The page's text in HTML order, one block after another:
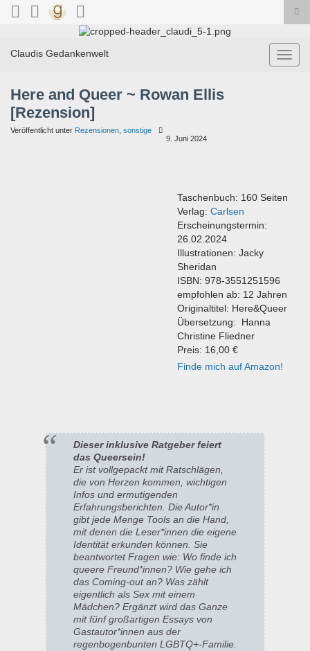
Search for:
Claudis Gedankenwelt
Here and Queer ~ Rowan Ellis
[Rezension]
Veröffentlicht unter Rezensionen sonstige
9. Juni 2024
Taschenbuch: 160 Seiten
Verlag: Carlsen
Erscheinungstermin:
26.02.2024
Illustrationen: Jacky
Sheridan
ISBN: 978-3551251596
empfohlen ab: 12 Jahren
Originaltitel: Here&Queer
Übersetzung:
Hanna
Christine Fliedner
Preis: 16,00 €
Finde mich auf Amazon!
Dieser inklusive Ratgeber feiert
das Queersein!
Er ist vollgepackt mit Ratschlägen,
die von Herzen kommen, wichtigen
Infos und ermutigenden
Erfahrungsberichten. Die Autor*in
gibt jede Menge Tools an die Hand,
mit denen die Leser*innen die eigene
Identität erkunden können. Sie
beantwortet Fragen wie: Wo finde ich
queere Freund*innen? Wie gehe ich
das Coming-out an? Was zählt
eigentlich als Sex mit einem
Mädchen? Ergänzt wird das Ganze
mit fünf großartigen Essays von
Gastautor*innen aus der
regenbogenbunten LGBTQ+-Familie.